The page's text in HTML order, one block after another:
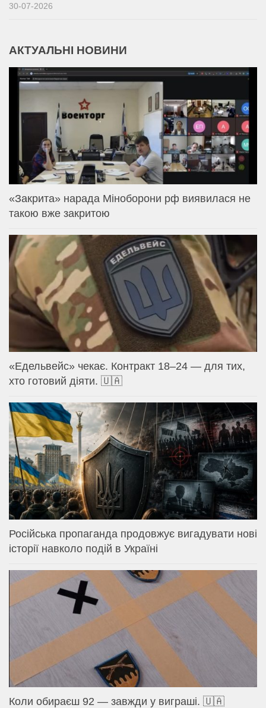
30-07-2026
АКТУАЛЬНІ НОВИНИ
«Закрита» нарада Міноборони рф виявилася не
такою вже закритою
«Едельвейс» чекає. Контракт 18–24 — для тих,
хто готовий діяти. 🇺🇦
Російська пропаганда продовжує вигадувати нові
історії навколо подій в Україні
Коли обираєш 92 — завжди у виграші. 🇺🇦